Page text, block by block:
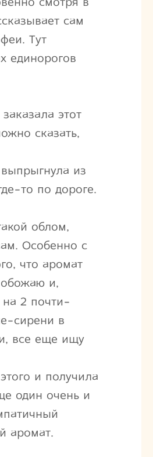
сам
Тут
единорогов
этот
сказать,
из
то по дороге.
облом,
Особенно с
что аромат
и,
на 2 почти-
сирени в
все еще ищу
и получила
один очень и
аромат.